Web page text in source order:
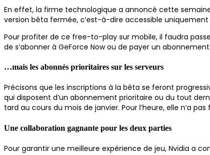
En effet, la firme technologique a annoncé cette semaine
version bêta fermée, c’est-à-dire accessible
Pour profiter de ce free-to-play sur mobile, il faudra
de s’abonner à GeForce Now ou de payer un
…mais les abonnés prioritaires sur les serveurs
Précisons que les inscriptions à la bêta se feront
qui disposent d’un abonnement prioritaire ou du tout
tard au cours du mois de janvier. Pour l’heure, elle n’a
Une collaboration gagnante pour les deux parties
Pour garantir une meilleure expérience de jeu, Nvidia a